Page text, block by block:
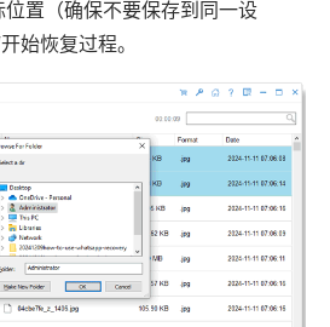
置（确保不要保存到同一设
始恢复过程。